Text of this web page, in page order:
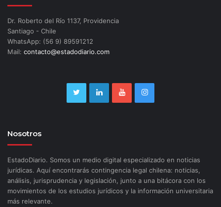
Dr. Roberto del Río 1137, Providencia
Santiago - Chile
WhatsApp: (56 9) 89591212
Mail: contacto@estadodiario.com
Nosotros
EstadoDiario. Somos un medio digital especializado en noticias
jurídicas. Aquí encontrarás contingencia legal chilena: noticias,
análisis, jurisprudencia y legislación, junto a una bitácora con los
movimientos de los estudios jurídicos y la información universitaria
más relevante.